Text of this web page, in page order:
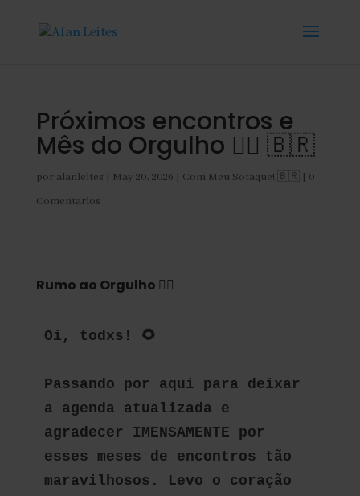
Próximos encontros e
Mês do Orgulho 🏳️‍🌈 🇧🇷
por alanleites | May 20, 2026 | Com Meu Sotaque! 🇧🇷| 0
Comentarios
Rumo ao Orgulho 🏳️‍🌈
Oi, todxs! 🌻
Passando por aqui para deixar
a agenda atualizada e
agradecer IMENSAMENTE por
esses meses de encontros tão
maravilhosos. Levo o coração